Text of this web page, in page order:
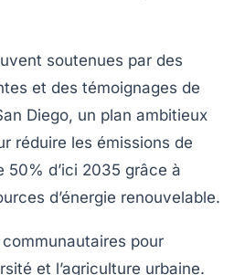
soutenues par des
et des témoignages de
Diego, un plan ambitieux
réduire les émissions de
50% d’ici 2035 grâce à
d’énergie renouvelable.
pour
et l’agriculture urbaine.